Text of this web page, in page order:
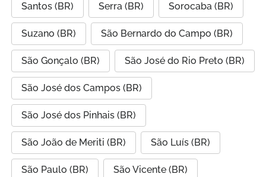
Santos (BR) Serra (BR) Sorocaba (BR)
Suzano (BR) São Bernardo do Campo (BR)
São Gonçalo (BR) São José do Rio Preto (BR)
São José dos Campos (BR)
São José dos Pinhais (BR)
São João de Meriti (BR) São Luís (BR)
São Paulo (BR) São Vicente (BR)